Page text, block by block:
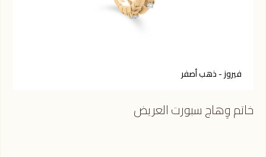
فيروز - ذهب أصفر
خاتم وِهاج سبورت العريض